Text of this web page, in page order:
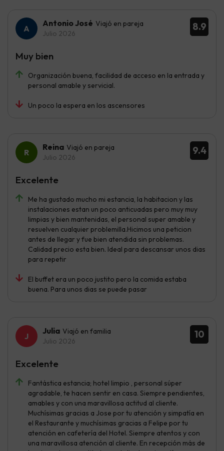
8.9
Antonio José Viajó en pareja
Julio 2026
Organización buena, facilidad de acceso en la entrada y
personal amable y servicial.
Un poco la espera en los ascensores
Muy bien
9.4
Reina Viajó en pareja
Julio 2026
Me ha gustado mucho mi estancia, la habitacion y las
instalaciones estan un poco anticuadas pero muy muy
limpias y bien mantenidas, el personal super amable y
resuelven cualquier problemilla.Hicimos una peticion
antes de llegar y fue bien atendida sin problemas.
Calidad precio esta bien. Ideal para descansar unos dias
para repetir
El buffet era un poco justito pero la comida estaba
buena. Para unos dias se puede pasar
Excelente
10
Julia Viajó en familia
Julio 2026
Fantástica estancia; hotel limpio , personal súper
agradable, te hacen sentir en casa. Siempre pendientes,
amables y con una maravillosa actitud al cliente.
Muchísimas gracias a Jose por tu atención y simpatía en
el Restaurante y muchísimas gracias a Felipe por tu
atención en cafetería del Hotel. Siempre atentos y con
una maravillosa atención al cliente. En recepción más de
Excelente